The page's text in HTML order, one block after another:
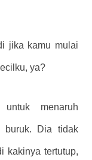
jika kamu mulai
ya?
untuk menaruh
buruk. Dia tidak
kakinya tertutup,